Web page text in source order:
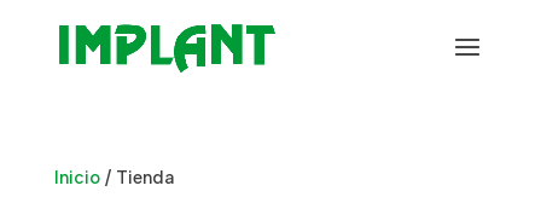
Inicio/ Tienda